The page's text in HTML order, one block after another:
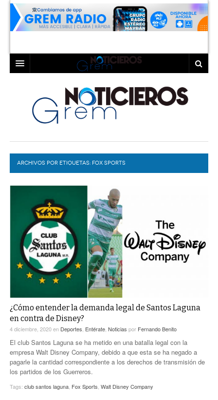
LAGUNA
TORREÓN
GÓMEZ PALACIO
LERDO
COAHUILA
DURANGO
DEPORTES
EXA
EL EXACTO
EXA INFORMA
GLOBO
CONTEXTOS
TRAYECTO LAGUNA
A MEDIA MAÑANA
A TODA LEY
ENTRE LAGUNEROS
DIÁLOGOS CON LA HISTORIA
TWEETS AND BEATS
LA MEJOR 97.1 ESTÉREO GALLITO
ACTUALIDADES GREM
PULSO
LA MEJOR INFORMACIÓN
COLABORADORES
PC29
ACTUALIDADES GREM
ARCHIVOS POR ETIQUETAS: FOX SPORTS
¿Cómo entender la demanda legal de Santos Laguna
en contra de Disney?
4 diciembre, 2020en Deportes Entérate Noticias por Fernando Benito
El club Santos Laguna se ha metido en una batalla legal con la
empresa Walt Disney Company, debido a que esta se ha negado a
pagarle la cantidad correspondiente a los derechos de transmisión de
los partidos de los Guerreros.
Tags: club santos laguna Fox Sports Walt Disney Company